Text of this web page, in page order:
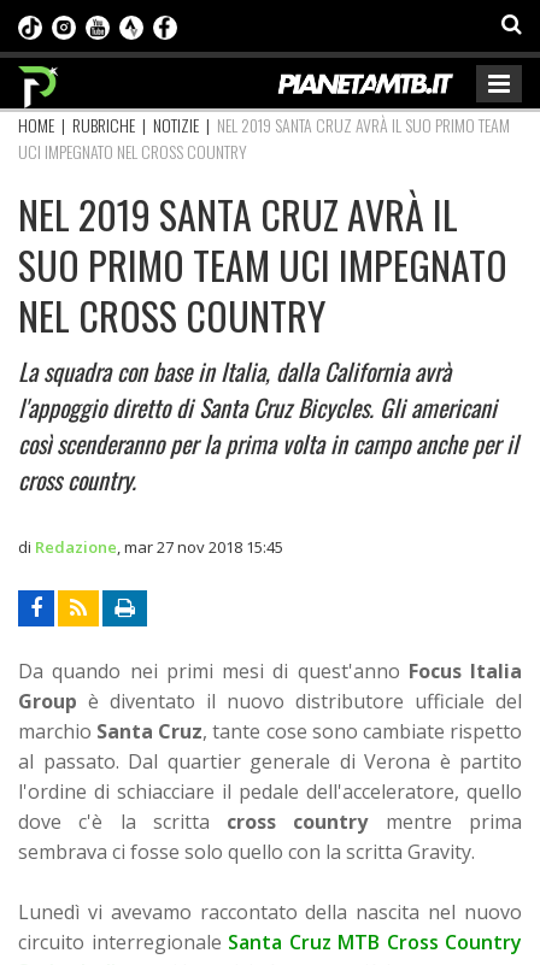
HOME | RUBRICHE | NOTIZIE | NEL 2019 SANTA CRUZ AVRÀ IL SUO PRIMO TEAM
UCI IMPEGNATO NEL CROSS COUNTRY
NEL 2019 SANTA CRUZ AVRÀ IL
SUO PRIMO TEAM UCI IMPEGNATO
NEL CROSS COUNTRY
La squadra con base in Italia, dalla California avrà
l'appoggio diretto di Santa Cruz Bicycles. Gli americani
così scenderanno per la prima volta in campo anche per il
cross country.
di Redazione mar 27 nov 2018 15:45
Da quando nei primi mesi di quest'anno Focus Italia
Group è diventato il nuovo distributore ufficiale del
marchio Santa Cruz, tante cose sono cambiate rispetto
al passato. Dal quartier generale di Verona è partito
l'ordine di schiacciare il pedale dell'acceleratore, quello
dove c'è la scritta cross countrymentre prima
sembrava ci fosse solo quello con la scritta Gravity.
Lunedì vi avevamo raccontato della nascita nel nuovo
circuito interregionale Santa Cruz MTB Cross Country